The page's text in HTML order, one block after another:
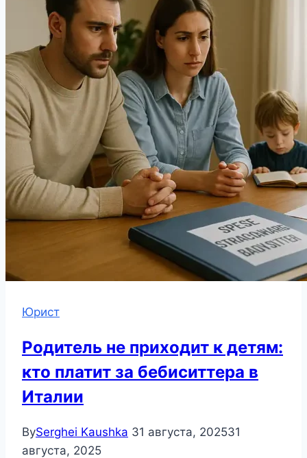
Юрист
Родитель не приходит к детям:
кто платит за бебиситтера в
Италии
BySerghei Kaushka 31 августа, 202531
августа, 2025